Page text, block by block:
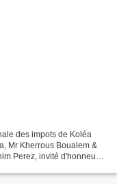
des impots de Koléa
Mr Kherrous Boualem &
Perez, invité d'honneur